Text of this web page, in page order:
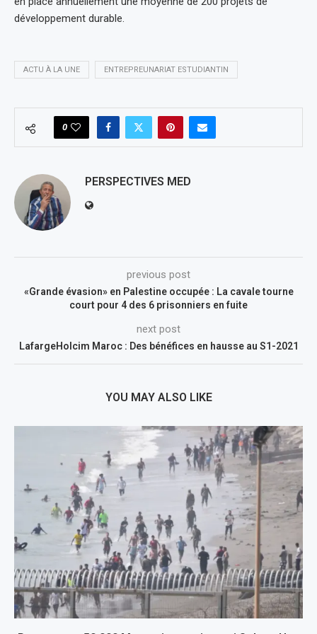
développement durable.
ACTU À LA UNE ENTREPREUNARIAT ESTUDIANTIN
0
PERSPECTIVES MED
previous post
«Grande évasion» en Palestine occupée : La cavale tourne
court pour 4 des 6 prisonniers en fuite
next post
LafargeHolcim Maroc : Des bénéfices en hausse au S1-2021
YOU MAY ALSO LIKE